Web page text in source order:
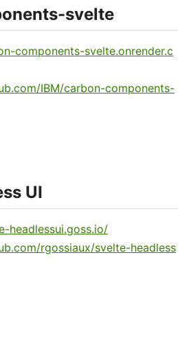
svelte
components-svelte.onrender.c
IBM/carbon-components-
UI
headlessui.goss.io/
rgossiaux/svelte-headless